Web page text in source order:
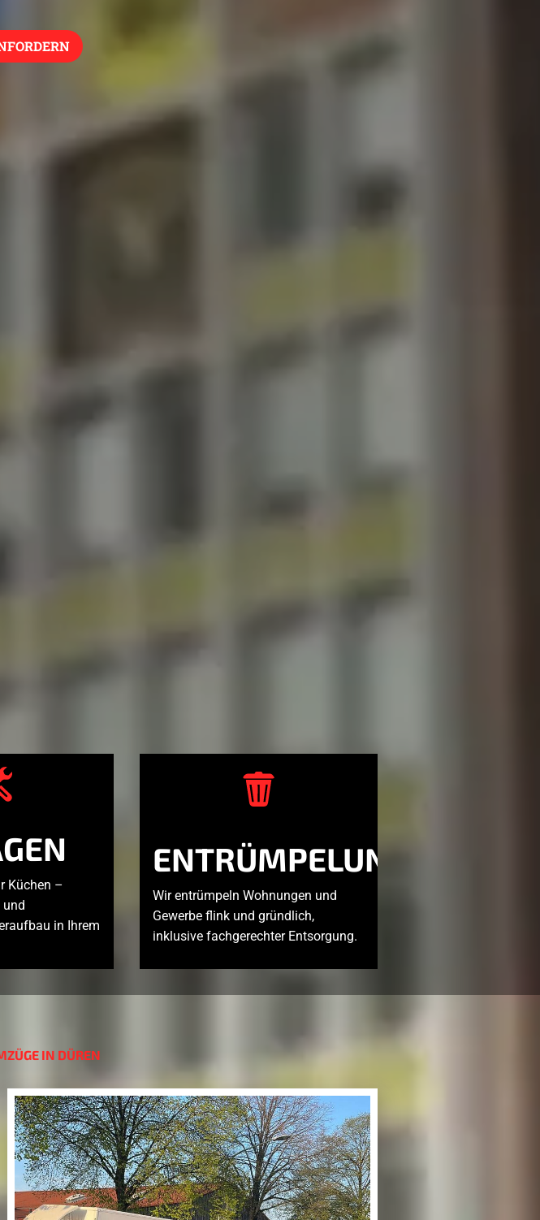
Küchen –
und
in Ihrem
ENTRÜMPELUNGEN
Wir entrümpeln Wohnungen und
Gewerbe flink und gründlich,
inklusive fachgerechter Entsorgung.
IN DÜREN
Kompakt Umzüge Düren